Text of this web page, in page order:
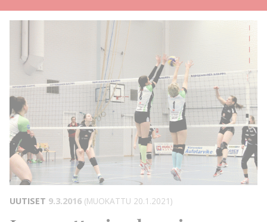
UUTISET 9.3.2016 (MUOKATTU 20.1.2021)